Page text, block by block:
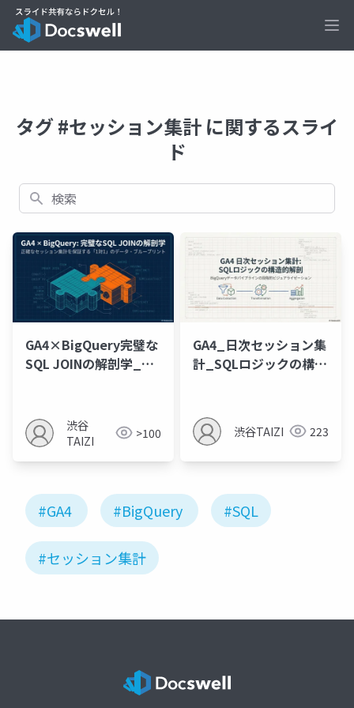
タグ #セッション集計 に関するスライ
ド
検索
GA4×BigQuery完璧な
SQL JOINの解剖学_正
ータ・ブループリント
渋谷
TAIZI
>100
GA4_日次セッション集
計_SQLロジックの構造
渋谷TAIZI 223
#GA4 #BigQuery #SQL
#セッション集計